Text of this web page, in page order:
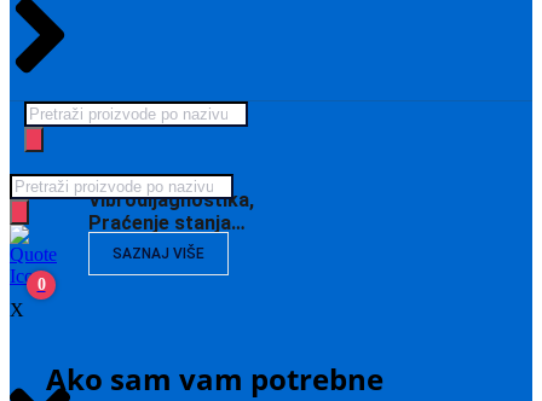
Vibrodijagnostika,
Praćenje stanja…
SAZNAJ VIŠE
Ako sam vam potrebne
Products
search
Products
search
0
X